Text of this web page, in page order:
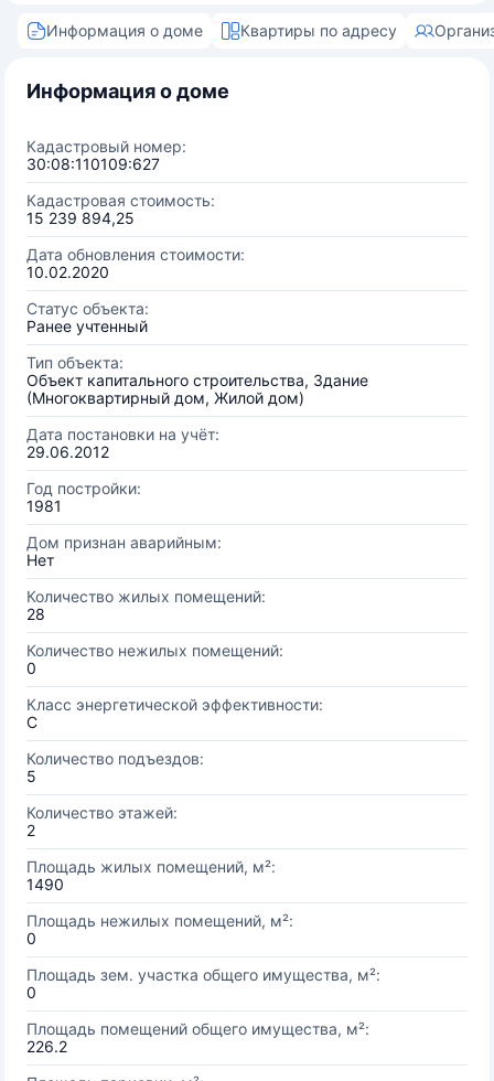
Информация о доме Квартиры по адресу
Информация о доме
Кадастровый номер:
30:08:110109:627
Кадастровая стоимость:
15 239 894,25
Дата обновления стоимости:
10.02.2020
Статус объекта:
Ранее учтенный
Тип объекта:
Объект капитального строительства, Здание
(Многоквартирный дом, Жилой дом)
Дата постановки на учёт:
29.06.2012
Год постройки:
1981
Дом признан аварийным:
Нет
Количество жилых помещений:
28
Количество нежилых помещений:
0
Класс энергетической эффективности:
C
Количество подъездов:
5
Количество этажей:
2
Площадь жилых помещений, м²:
1490
Площадь нежилых помещений, м²:
0
Площадь зем. участка общего имущества, м²:
0
Площадь помещений общего имущества, м²:
226.2